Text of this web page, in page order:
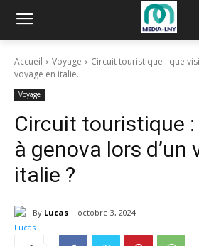
Accueil Voyage
Circuit touristique : que
voyage en italie...
Voyage
Circuit touristique
à genova lors d’un
italie ?
By Lucas octobre 3, 2024